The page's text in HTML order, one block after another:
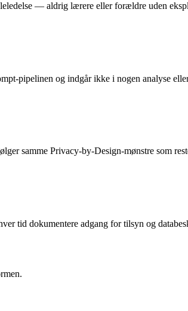
— aldrig lærere eller forældre uden
pipelinen og indgår ikke i nogen analyse
samme Privacy-by-Design-mønstre som
tid dokumentere adgang for tilsyn og